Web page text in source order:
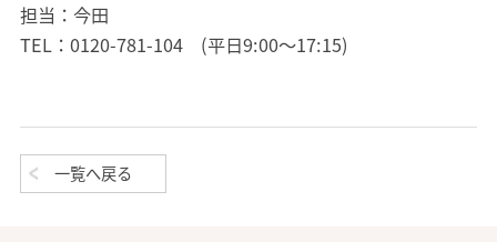
担当：今田
TEL：0120-781-104 (平日9:00～17:15)
一覧へ戻る